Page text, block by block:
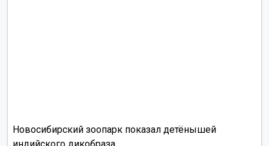
Новосибирский зоопарк показал детёнышей